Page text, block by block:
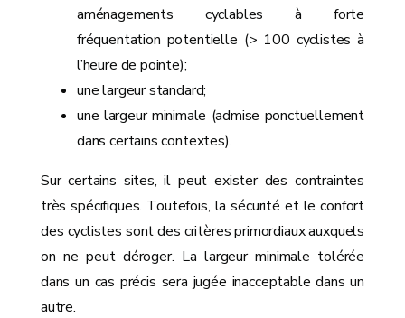
aménagements cyclables à forte
fréquentation potentielle (> 100 cyclistes à
l’heure de pointe);
une largeur standard;
une largeur minimale (admise ponctuellement
dans certains contextes).
Sur certains sites, il peut exister des contraintes
très spécifiques. Toutefois, la sécurité et le confort
des cyclistes sont des critères primordiaux auxquels
on ne peut déroger. La largeur minimale tolérée
dans un cas précis sera jugée inacceptable dans un
autre.